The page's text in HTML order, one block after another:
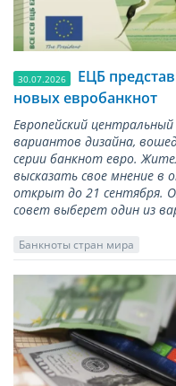
30.07.2026
ЕЦБ
новых евробанкнот
Европейский
вариантов дизайна,
серии банкнот евро.
высказать свое мнение в
открыт до 21 сентября.
совет выберет один из
Банкноты стран мира